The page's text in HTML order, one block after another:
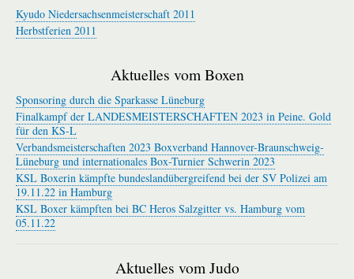
Kyudo Niedersachsenmeisterschaft 2011
Herbstferien 2011
Aktuelles vom Boxen
Sponsoring durch die Sparkasse Lüneburg
Finalkampf der LANDESMEISTERSCHAFTEN 2023 in Peine. Gold
für den KS-L
Verbandsmeisterschaften 2023 Boxverband Hannover-Braunschweig-
Lüneburg und internationales Box-Turnier Schwerin 2023
KSL Boxerin kämpfte bundeslandübergreifend bei der SV Polizei am
19.11.22 in Hamburg
KSL Boxer kämpften bei BC Heros Salzgitter vs. Hamburg vom
05.11.22
Aktuelles vom Judo